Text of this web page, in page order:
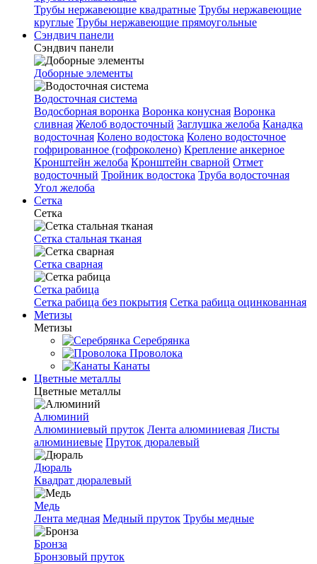
Трубы нержавеющие квадратные Трубы нержавеющие
круглые Трубы нержавеющие прямоугольные
Сэндвич панели
Сэндвич панели
Доборные элементы
Водосточная система
Водосборная воронка Воронка конусная Воронка
сливная Желоб водосточный Заглушка желоба Канадка
водосточная Колено водостока Колено водосточное
гофрированное (гофроколено) Крепление анкерное
Кронштейн желоба Кронштейн сварной Отмет
водосточный Тройник водостока Труба водосточная
Угол желоба
Сетка
Сетка
Сетка стальная тканая
Сетка сварная
Сетка рабица
Сетка рабица без покрытия Сетка рабица оцинкованная
Метизы
Метизы
Серебрянка
Проволока
Канаты
Цветные металлы
Цветные металлы
Алюминий
Алюминиевый пруток Лента алюминиевая Листы
алюминиевые Пруток дюралевый
Дюраль
Квадрат дюралевый
Медь
Лента медная Медный пруток Трубы медные
Бронза
Бронзовый пруток